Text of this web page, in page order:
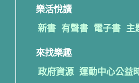
樂活悅讀
新書 有聲書 電子書 主
來找樂趣
政府資源 運動中心公益